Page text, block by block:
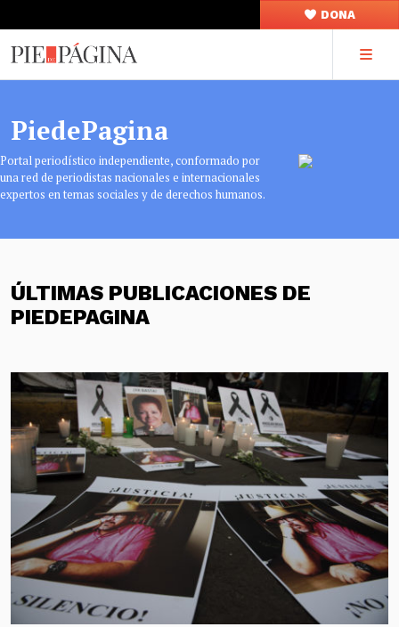
DONA
PiedePagina
Portal periodístico independiente, conformado por
una red de periodistas nacionales e internacionales
expertos en temas sociales y de derechos humanos.
ÚLTIMAS PUBLICACIONES DE
PIEDEPAGINA